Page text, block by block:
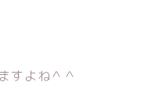
すよね＾＾